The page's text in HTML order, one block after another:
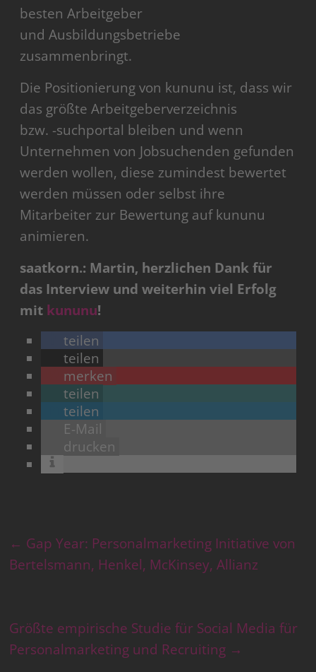
besten Arbeitgeber
und Ausbildungsbetriebe
zusammenbringt.
Die Positionierung von kununu ist, dass wir
das größte Arbeitgeberverzeichnis
bzw. -suchportal bleiben und wenn
Unternehmen von Jobsuchenden gefunden
werden wollen, diese zumindest bewertet
werden müssen oder selbst ihre
Mitarbeiter zur Bewertung auf kununu
animieren.
saatkorn.: Martin, herzlichen Dank für
das Interview und weiterhin viel Erfolg
mit kununu!
teilen
teilen
merken
teilen
teilen
E-Mail
drucken
← Gap Year: Personalmarketing Initiative von
Bertelsmann, Henkel, McKinsey, Allianz
Größte empirische Studie für Social Media für
Personalmarketing und Recruiting →